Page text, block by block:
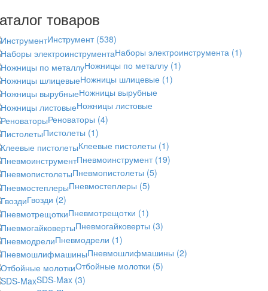
товаров
Инструмент (538)
Наборы электроинструмента (1)
Ножницы по металлу (1)
Ножницы шлицевые (1)
Ножницы вырубные
Ножницы листовые
Реноваторы (4)
Пистолеты (1)
Клеевые пистолеты (1)
Пневмоинструмент (19)
Пневмопистолеты (5)
Пневмостеплеры (5)
Гвозди (2)
Пневмотрещотки (1)
Пневмогайковерты (3)
Пневмодрели (1)
Пневмошлифмашины (2)
Отбойные молотки (5)
SDS-Max (3)